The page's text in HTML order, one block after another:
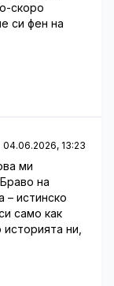
скоро
си фен на
04.06.2026, 13:23
ми
на
– истинско
само как
ни,